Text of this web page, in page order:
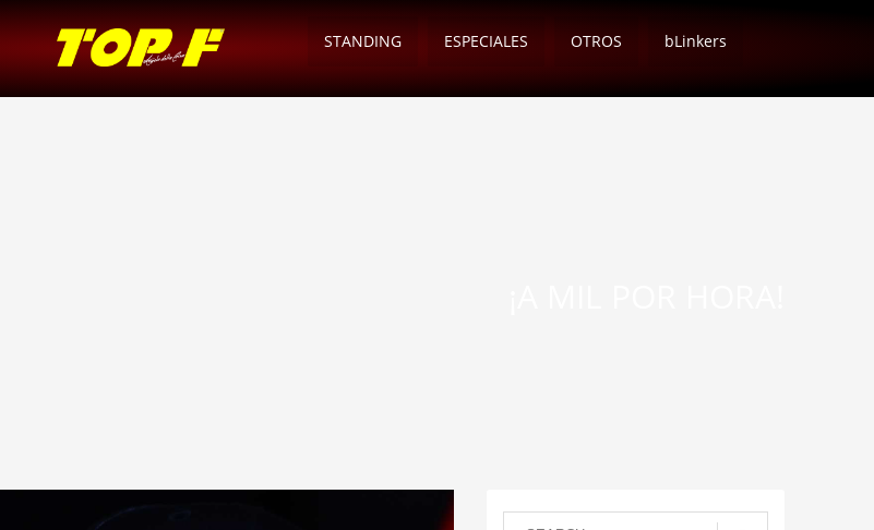
STANDING ESPECIALES OTROS bLinkers